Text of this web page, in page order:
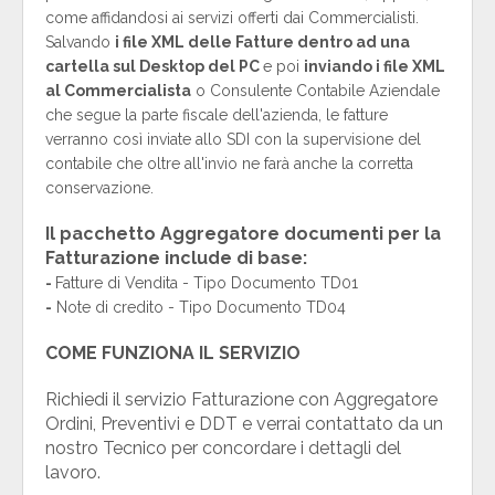
come affidandosi ai servizi offerti dai Commercialisti.
Salvando i file XML delle Fatture dentro ad una
cartella sul Desktop del PCe poi inviando i file XML
al Commercialista o Consulente Contabile Aziendale
che segue la parte fiscale dell'azienda, le fatture
verranno così inviate allo SDI con la supervisione del
contabile che oltre all'invio ne farà anche la corretta
conservazione.
Il pacchetto Aggregatore documenti per la
Fatturazione include di base:
- Fatture di Vendita - Tipo Documento TD01
- Note di credito - Tipo Documento TD04
COME FUNZIONA IL SERVIZIO
Richiedi il servizio Fatturazione con Aggregatore
Ordini, Preventivi e DDT e verrai contattato da un
nostro Tecnico per concordare i dettagli del
lavoro.